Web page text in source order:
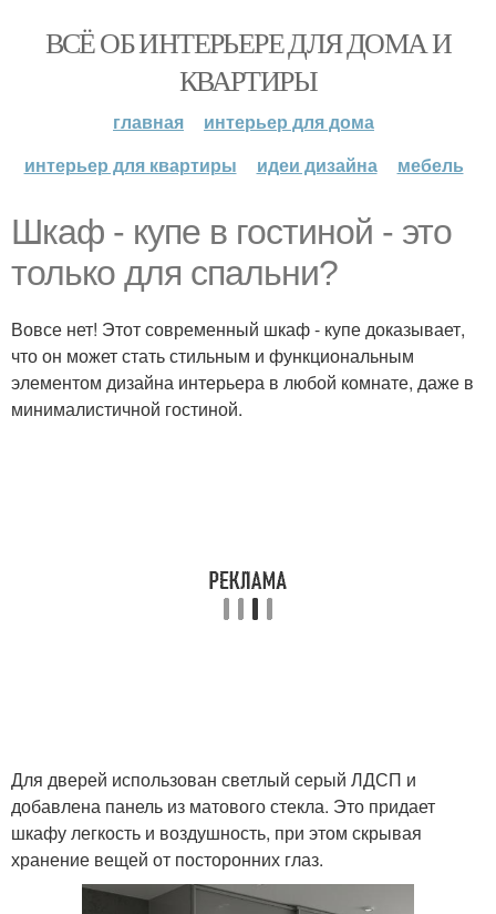
ВСЁ ОБ ИНТЕРЬЕРЕ ДЛЯ ДОМА И
КВАРТИРЫ
главная
интерьер для дома
интерьер для квартиры
идеи дизайна мебель
Шкаф - купе в гостиной - это
только для спальни?
Вовсе нет! Этот современный шкаф - купе доказывает,
что он может стать стильным и функциональным
элементом дизайна интерьера в любой комнате, даже в
минималистичной гостиной.
Для дверей использован светлый серый ЛДСП и
добавлена панель из матового стекла. Это придает
шкафу легкость и воздушность, при этом скрывая
хранение вещей от посторонних глаз.